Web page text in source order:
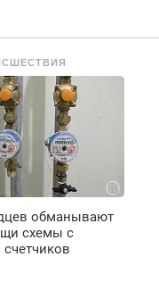
обманывают
схемы с